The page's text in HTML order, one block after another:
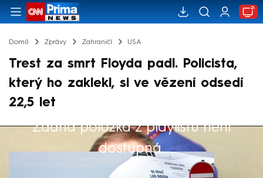
Domů Zprávy Zahraničí USA
Trest za smrt Floyda padl. Policista,
který ho zaklekl, si ve vězení odsedí
22,5 let
Žádná položka z playlistu není
dostupná.
Výběr redakce